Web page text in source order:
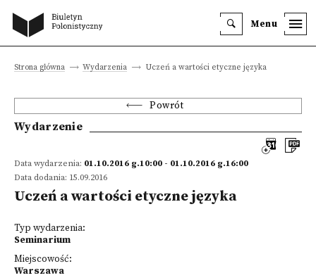
Menu
Strona główna Wydarzenia Uczeń a wartości etyczne języka
Powrót
Wydarzenie
Data wydarzenia: 01.10.2016 g.10:00 - 01.10.2016 g.16:00
Data dodania: 15.09.2016
Uczeń a wartości etyczne języka
Typ wydarzenia:
Seminarium
Miejscowość:
Warszawa